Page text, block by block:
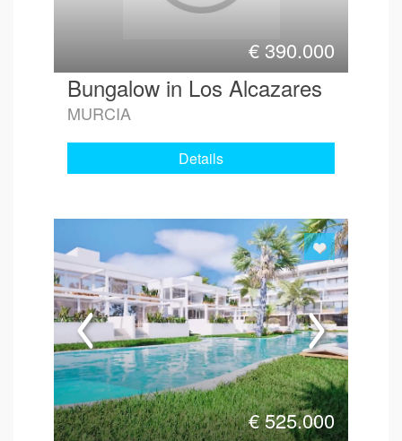
€390.000
Bungalow in Los Alcazares
MURCIA
Details
€525.000